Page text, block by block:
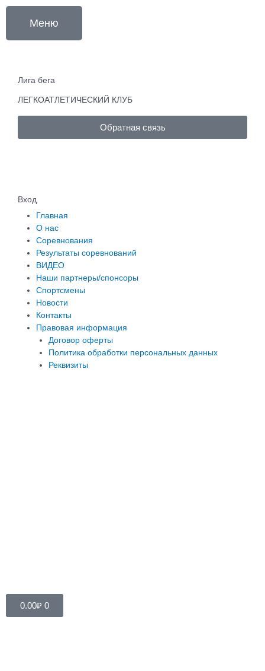
Перейти
Меню
Лига бега
ЛЕГКОАТЛЕТИЧЕСКИЙ КЛУБ
Обратная связь
Вход
Главная
О нас
Соревнования
Результаты соревнований
ВИДЕО
Наши партнеры/спонсоры
Спортсмены
Новости
Контакты
Правовая информация
Договор оферты
Политика обработки персональных данных
Реквизиты
0.00₽ 0
Cart